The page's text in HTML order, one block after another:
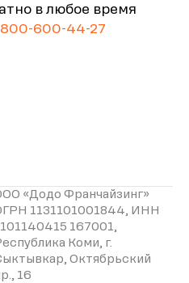
в любое время
600-44-27
«Додо Франчайзинг»
1131101001844, ИНН
167001,
Коми, г.
Октябрьский
16